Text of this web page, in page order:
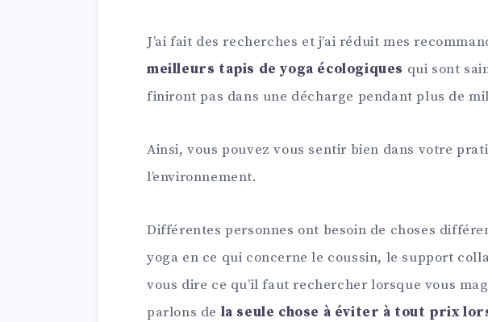
J’ai fait des recherches et j’ai réduit mes
meilleurs tapis de yoga écologiques qui sont
finiront pas dans une décharge pendant plus de
Ainsi, vous pouvez vous sentir bien dans votre
l’environnement.
Différentes personnes ont besoin de choses
yoga en ce qui concerne le coussin, le support
vous dire ce qu’il faut rechercher lorsque vous
parlons de la seule chose à éviter à tout prix